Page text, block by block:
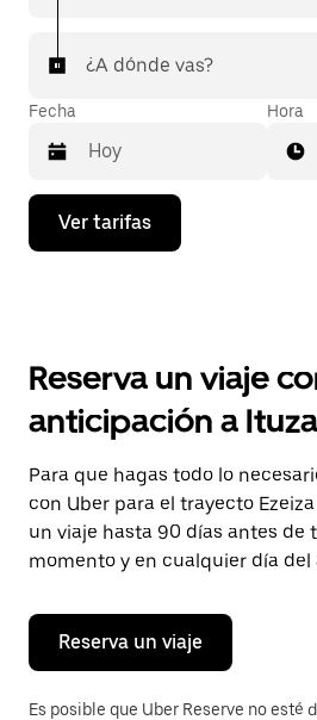
¿A dónde vas?
Fecha
Presiona
flecha
el
y
selecciona
una
fecha.
Presiona
la
tecla Esc
para
el
calendario.
Hora
Ver tarifas
Reserva un viaje
anticipación a
Para que hagas todo lo
con Uber para el trayecto
un viaje hasta 90 días antes de
momento y en cualquier día del
Reserva un viaje
Es posible que Uber Reserve no esté